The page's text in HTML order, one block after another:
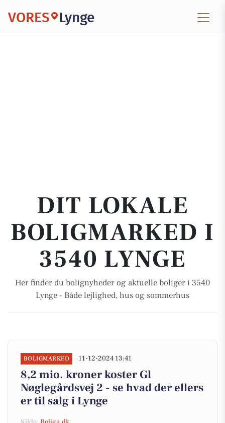
VORES Lynge
DIT LOKALE
BOLIGMARKED I
3540 LYNGE
Her finder du bolignyheder og aktuelle boliger i 3540
Lynge - Både lejlighed, hus og sommerhus
BOLIGMARKED 11-12-2024 13:41
8,2 mio. kroner koster Gl
Nøglegårdsvej 2 - se hvad der ellers
er til salg i Lynge